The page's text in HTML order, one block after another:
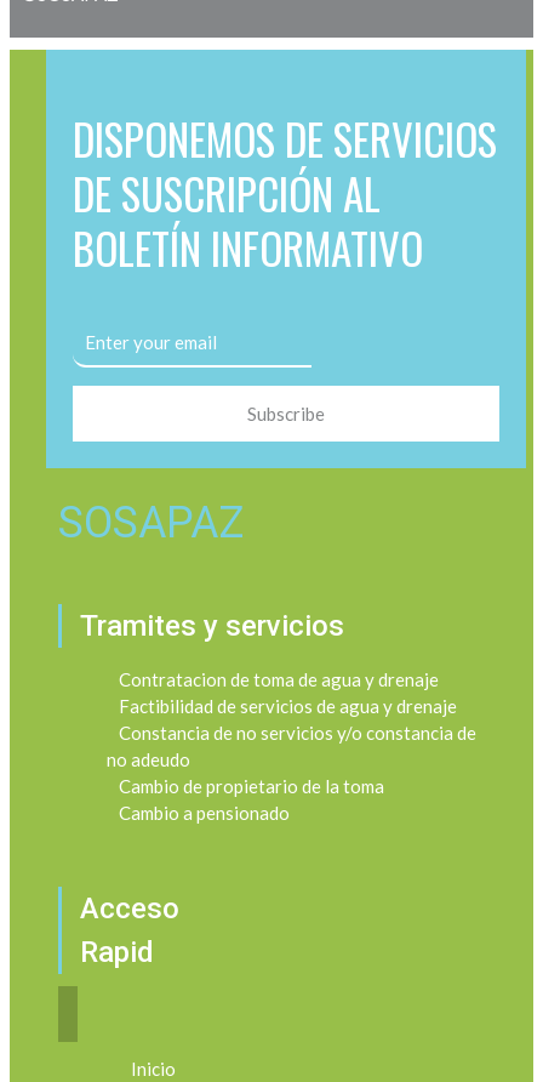
DISPONEMOS DE SERVICIOS
DE SUSCRIPCIÓN AL
BOLETÍN INFORMATIVO
Subscribe
SOSAPAZ
Tramites y servicios
Contratacion de toma de agua y drenaje
Factibilidad de servicios de agua y drenaje
Constancia de no servicios y/o constancia de
no adeudo
Cambio de propietario de la toma
Cambio a pensionado
Acceso
Rapid
Inicio